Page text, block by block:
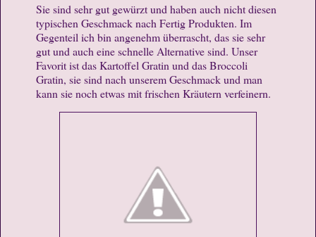
Sie sind sehr gut gewürzt und haben auch nicht diesen
typischen Geschmack nach Fertig Produkten. Im
Gegenteil ich bin angenehm überrascht, das sie sehr
gut und auch eine schnelle Alternative sind. Unser
Favorit ist das Kartoffel Gratin und das Broccoli
Gratin, sie sind nach unserem Geschmack und man
kann sie noch etwas mit frischen Kräutern verfeinern.